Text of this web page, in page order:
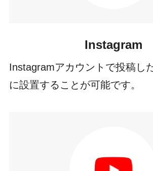
Instagram
Instagramアカウントで投稿し
に設置することが可能です。